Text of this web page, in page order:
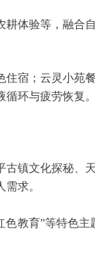
体验等，融合自
宿；云灵小苑
环与疲劳恢复。
镇文化探秘、
求。
色教育”等特色主